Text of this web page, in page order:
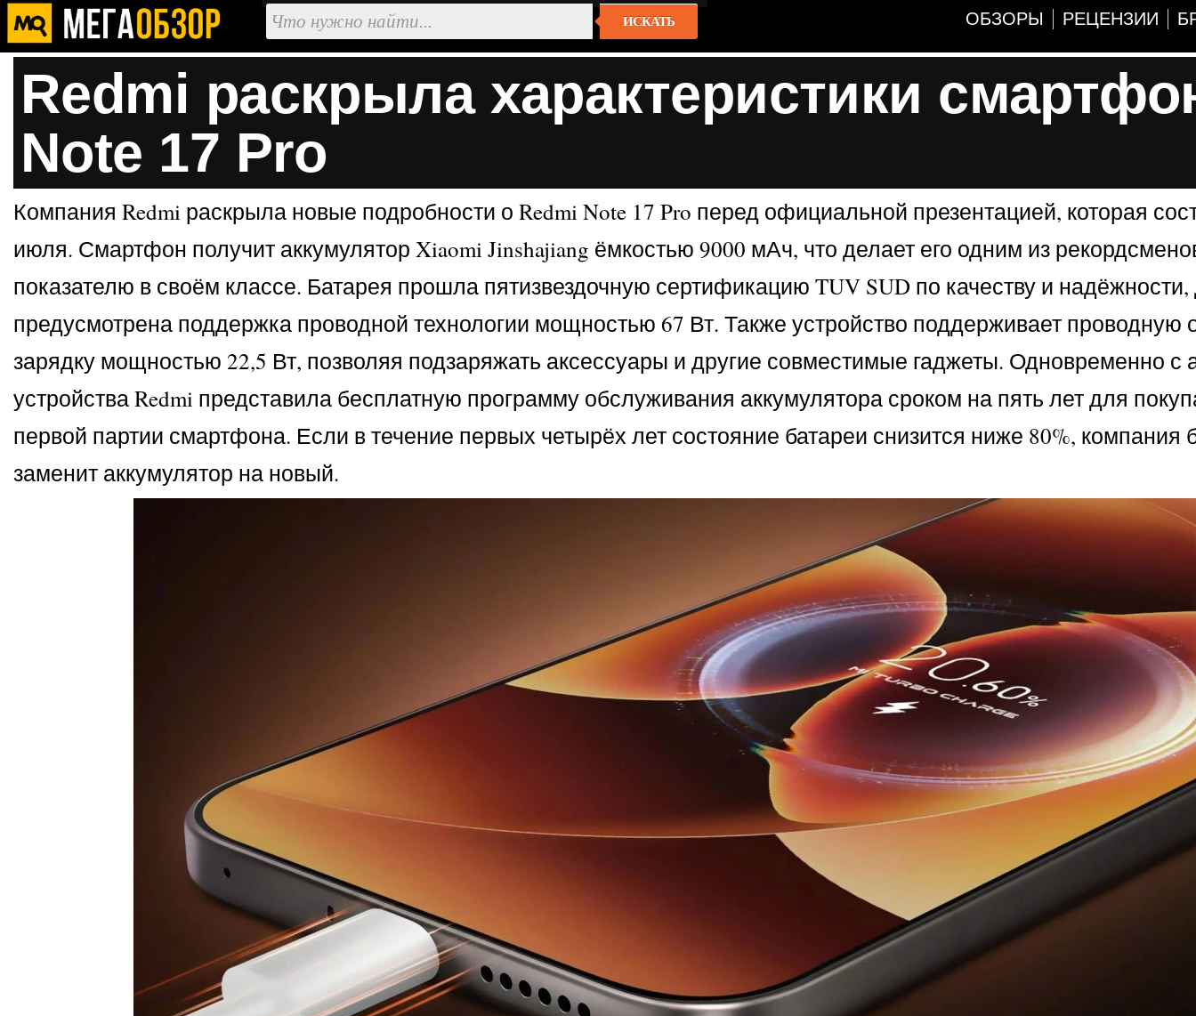
ИСКАТЬ ОБЗОРЫ РЕЦЕНЗИИ
Redmi раскрыла характеристики
Note 17 Pro
Компания Redmi раскрыла новые подробности о Redmi Note 17 Pro перед официальной презентацией, которая
июля. Смартфон получит аккумулятор Xiaomi Jinshajiang ёмкостью 9000 мАч, что делает его одним из
показателю в своём классе. Батарея прошла пятизвездочную сертификацию TUV SUD по качеству и
предусмотрена поддержка проводной технологии мощностью 67 Вт. Также устройство поддерживает проводную
зарядку мощностью 22,5 Вт, позволяя подзаряжать аксессуары и другие совместимые гаджеты. Одновременно с
устройства Redmi представила бесплатную программу обслуживания аккумулятора сроком на пять лет для
первой партии смартфона. Если в течение первых четырёх лет состояние батареи снизится ниже 80%, компания
заменит аккумулятор на новый.